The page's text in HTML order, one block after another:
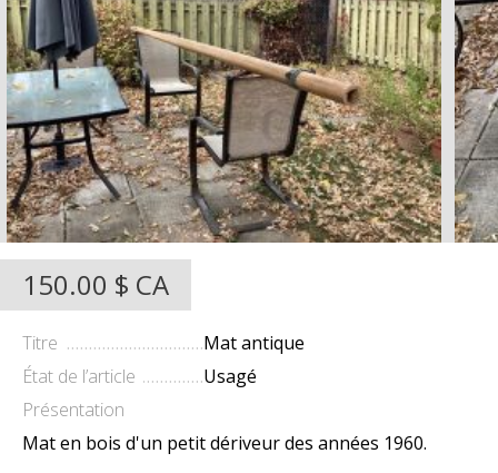
150.00 $ CA
Titre
Mat antique
État de l’article
Usagé
Présentation
Mat en bois d'un petit dériveur des années 1960.